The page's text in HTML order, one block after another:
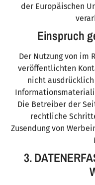
der Europäischen
Einspruch
Der Nutzung von im
veröffentlichten
nicht
Die Betreiber der
rechtliche
Zusendung von
3.